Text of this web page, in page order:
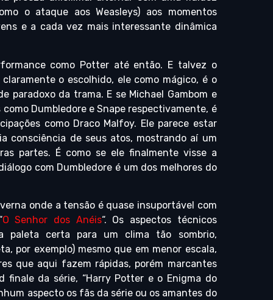
o ataque aos Weasleys) aos momentos
e a cada vez mais interessante dinâmica
como Potter até então. E talvez o
o escolhido, ele como mágico, é o
paradoxo da trama. E se Michael Gambom e
Dumbledore e Snape respectivamente, é
como Draco Malfoy. Ele parece estar
consciência de seus atos, mostrando aí um
partes. É como se ele finalmente visse a
com Dumbledore é um dos melhores do
onde a tensão é quase insuportável com
O Senhor dos Anéis“. Os aspectos técnicos
paleta certa para um clima tão sombrio,
por exemplo) mesmo que em menor escala,
que aqui fazem rápidas, porém marcantes
finale da série, “Harry Potter e o Enigma do
aspecto os fãs da série ou os amantes do